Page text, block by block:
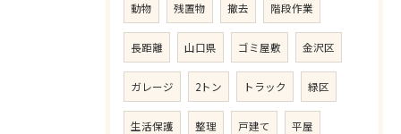
動物 残置物 撤去 階段作業
長距離 山口県 ゴミ屋敷 金沢区
ガレージ 2トン トラック 緑区
生活保護 整理 戸建て 平屋